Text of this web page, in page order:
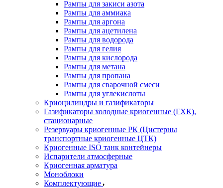
Рампы для закиси азота
Рампы для аммиака
Рампы для аргона
Рампы для ацетилена
Рампы для водорода
Рампы для гелия
Рампы для кислорода
Рампы для метана
Рампы для пропана
Рампы для сварочной смеси
Рампы для углекислоты
Криоцилиндры и газификаторы
Газификаторы холодные криогенные (ГХК),
стационарные
Резервуары криогенные РК (Цистерны
транспортные криогенные ЦТК)
Криогенные ISO танк контейнеры
Испарители атмосферные
Криогенная арматура
Моноблоки
Комплектующие